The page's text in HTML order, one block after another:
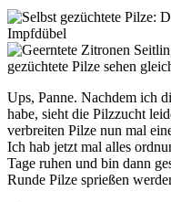
Ups, Panne. Nachdem ich
habe, sieht die Pilzzucht
verbreiten Pilze nun mal
Ich hab jetzt mal alles
Tage ruhen und bin dann
Runde Pilze sprießen